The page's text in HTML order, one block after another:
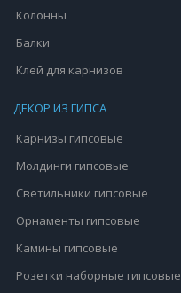
Колонны
Балки
Клей для карнизов
ДЕКОР ИЗ ГИПСА
Карнизы гипсовые
Молдинги гипсовые
Светильники гипсовые
Орнаменты гипсовые
Камины гипсовые
Розетки наборные гипсовые